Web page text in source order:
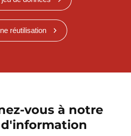
réutilisation
vous à notre